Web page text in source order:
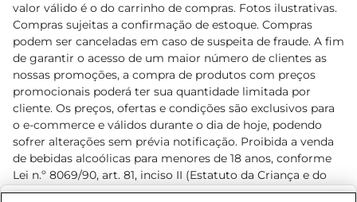
valor válido é o do carrinho de compras. Fotos ilustrativas.
Compras sujeitas a confirmação de estoque. Compras
podem ser canceladas em caso de suspeita de fraude. A fim
de garantir o acesso de um maior número de clientes as
nossas promoções, a compra de produtos com preços
promocionais poderá ter sua quantidade limitada por
cliente. Os preços, ofertas e condições são exclusivos para
o e-commerce e válidos durante o dia de hoje, podendo
sofrer alterações sem prévia notificação. Proibida a venda
de bebidas alcoólicas para menores de 18 anos, conforme
Lei n.º 8069/90, art. 81, inciso II (Estatuto da Criança e do
Adolescente). Preços e condições exclusivos para o